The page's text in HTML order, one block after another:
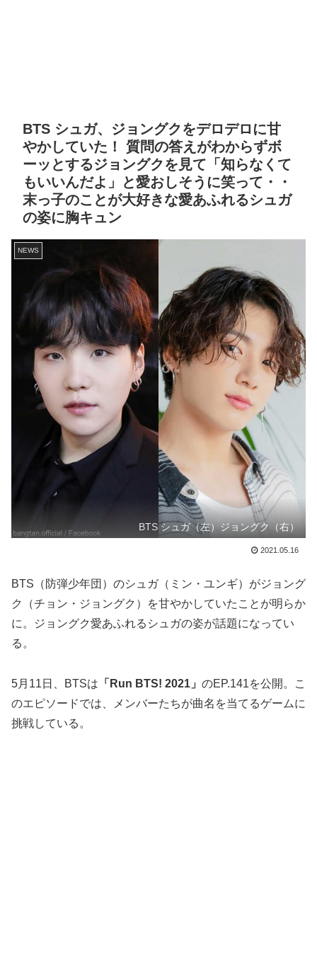
BTS シュガ、ジョングクをデロデロに甘
やかしていた！ 質問の答えがわからずボ
ーッとするジョングクを見て「知らなくて
もいいんだよ」と愛おしそうに笑って・・
末っ子のことが大好きな愛あふれるシュガ
の姿に胸キュン
NEWS
BTS シュガ（左）ジョングク（右）
2021.05.16
BTS（防弾少年団）のシュガ（ミン・ユンギ）がジョング
ク（チョン・ジョングク）を甘やかしていたことが明らか
に。ジョングク愛あふれるシュガの姿が話題になってい
る。
5月11日、BTSは 「Run BTS! 2021」 のEP.141を公開。こ
のエピソードでは、メンバーたちが曲名を当てるゲームに
挑戦している。